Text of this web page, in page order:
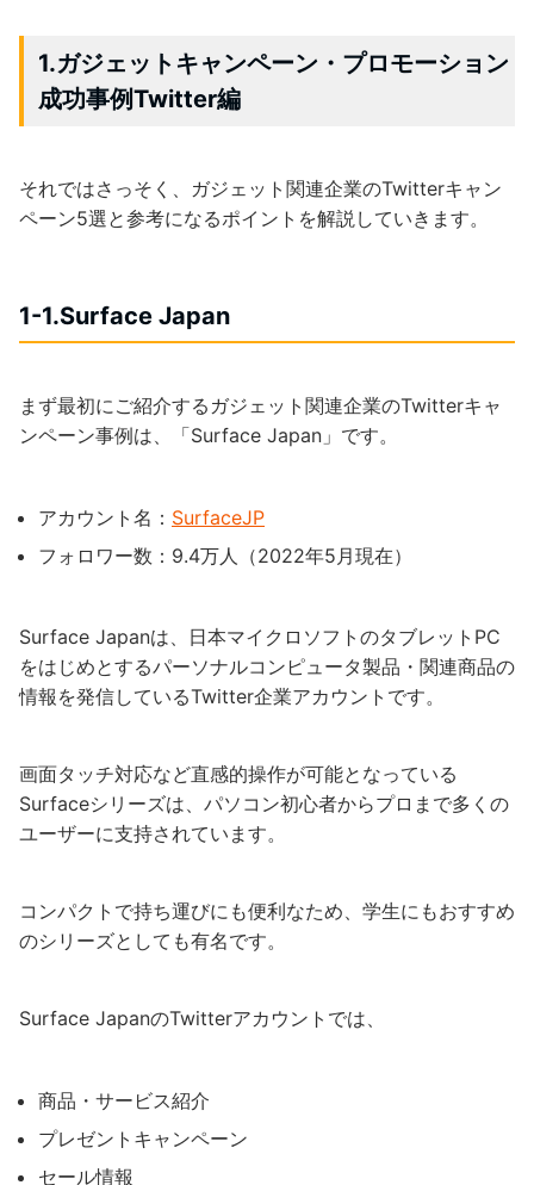
1.ガジェットキャンペーン・プロモーション
成功事例Twitter編
それではさっそく、ガジェット関連企業のTwitterキャン
ペーン5選と参考になるポイントを解説していきます。
1-1.Surface Japan
まず最初にご紹介するガジェット関連企業のTwitterキャ
ンペーン事例は、「Surface Japan」です。
アカウント名： SurfaceJP
フォロワー数：9.4万人（2022年5月現在）
Surface Japanは、日本マイクロソフトのタブレットPC
をはじめとするパーソナルコンピュータ製品・関連商品の
情報を発信しているTwitter企業アカウントです。
画面タッチ対応など直感的操作が可能となっている
Surfaceシリーズは、パソコン初心者からプロまで多くの
ユーザーに支持されています。
コンパクトで持ち運びにも便利なため、学生にもおすすめ
のシリーズとしても有名です。
Surface JapanのTwitterアカウントでは、
商品・サービス紹介
プレゼントキャンペーン
セール情報